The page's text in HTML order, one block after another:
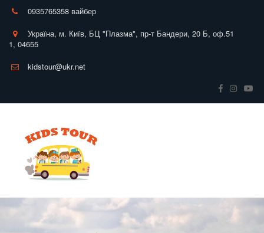
0935765358 вайбер
Україна, м. Київ, БЦ "Плазма", пр-т Бандери, 20 Б, оф.51
1, 04655
kidstour@ukr.net